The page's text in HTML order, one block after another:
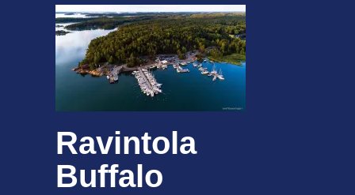
Ravintola
Buffalo